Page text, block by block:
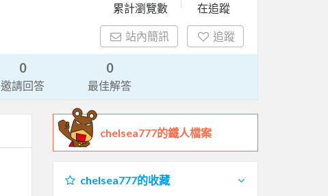
累計瀏覽數
在追蹤
站內簡訊 追蹤
0
邀請回答
0
最佳解答
chelsea777的鐵人檔案
chelsea777的收藏